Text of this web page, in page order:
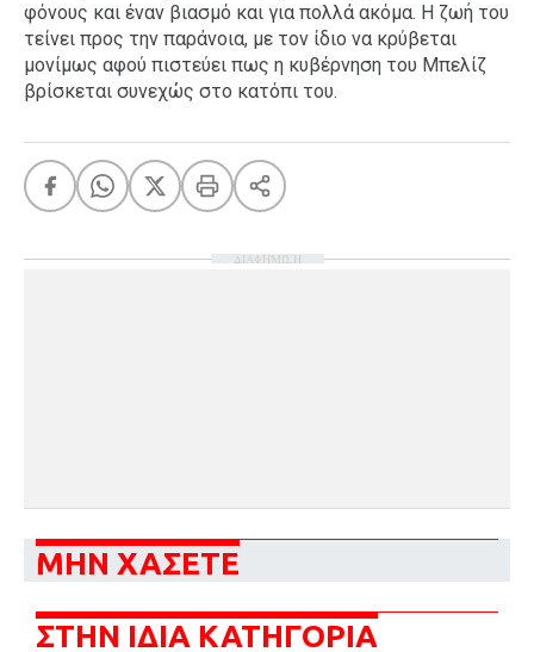
φόνους και έναν βιασμό και για πολλά ακόμα. Η ζωή του
τείνει προς την παράνοια, με τον ίδιο να κρύβεται
μονίμως αφού πιστεύει πως η κυβέρνηση του Μπελίζ
βρίσκεται συνεχώς στο κατόπι του.
ΔΙΑΦΗΜΙΣΗ
ΜΗΝ ΧΑΣΕΤΕ
ΣΤΗΝ ΙΔΙΑ ΚΑΤΗΓΟΡΙΑ